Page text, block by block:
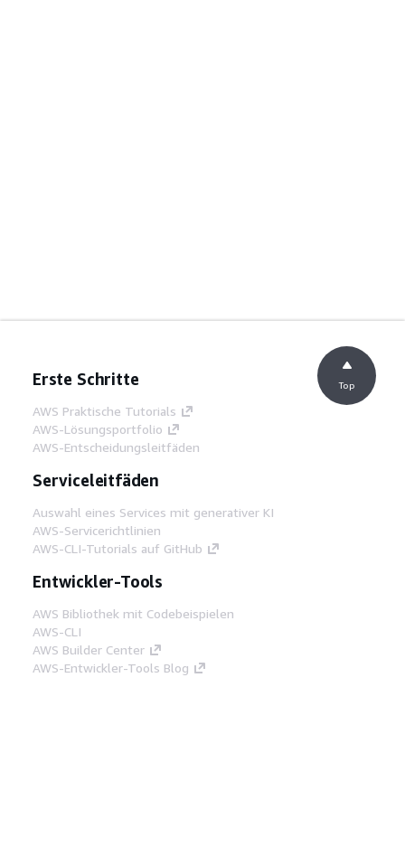
Erste Schritte
AWS Praktische Tutorials
AWS-Lösungsportfolio
AWS-Entscheidungsleitfäden
Serviceleitfäden
Auswahl eines Services mit generativer KI
AWS-Servicerichtlinien
AWS-CLI-Tutorials auf GitHub
Entwickler-Tools
AWS Bibliothek mit Codebeispielen
AWS-CLI
AWS Builder Center
AWS-Entwickler-Tools Blog
Top